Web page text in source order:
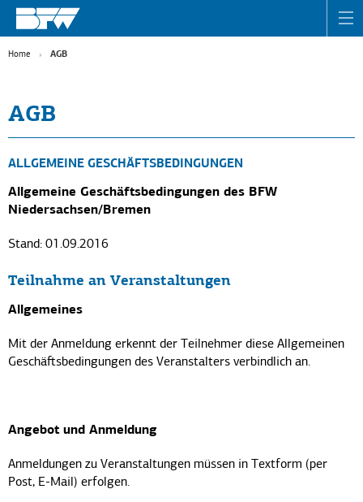
Home AGB
AGB
ALLGEMEINE GESCHÄFTSBEDINGUNGEN
Allgemeine Geschäftsbedingungen des BFW
Niedersachsen/Bremen
Stand: 01.09.2016
Teilnahme an Veranstaltungen
Allgemeines
Mit der Anmeldung erkennt der Teilnehmer diese Allgemeinen
Geschäﬅsbedingungen des Veranstalters verbindlich an.
Angebot und Anmeldung
Anmeldungen zu Veranstaltungen müssen in Textform (per
Post, E-Mail) erfolgen.